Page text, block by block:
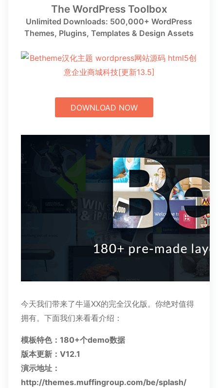
The WordPress Toolbox
Unlimited Downloads: 500,000+ WordPress
Themes, Plugins, Templates & Design Assets
DOWNLOAD NOW
今天我们带来了牛逼XX的完全汉化版。你绝对值得
拥有。下面我们来看看介绍：
模板特色：180+个demo数据
版本更新：V12.1
演示地址：
http://themes.muffingroup.com/be/splash/